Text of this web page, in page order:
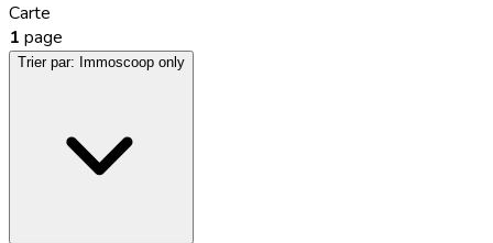
Carte
1 page
Trier par: Immoscoop only